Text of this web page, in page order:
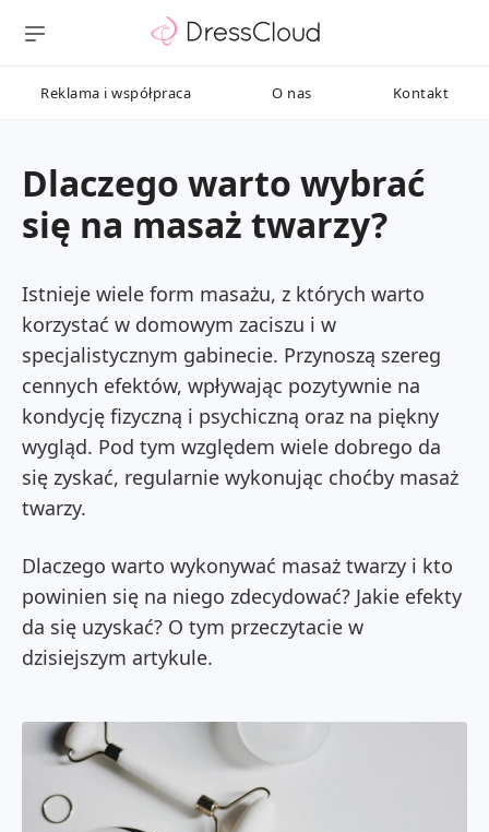
Reklama i współpraca O nas Kontakt
Dlaczego warto wybrać
się na masaż twarzy?
Istnieje wiele form masażu, z których warto
korzystać w domowym zaciszu i w
specjalistycznym gabinecie. Przynoszą szereg
cennych efektów, wpływając pozytywnie na
kondycję fizyczną i psychiczną oraz na piękny
wygląd. Pod tym względem wiele dobrego da
się zyskać, regularnie wykonując choćby masaż
twarzy.
Dlaczego warto wykonywać masaż twarzy i kto
powinien się na niego zdecydować? Jakie efekty
da się uzyskać? O tym przeczytacie w
dzisiejszym artykule.